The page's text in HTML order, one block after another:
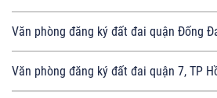
Văn phòng đăng ký đất đai quận Đống
Văn phòng đăng ký đất đai quận 7, TP